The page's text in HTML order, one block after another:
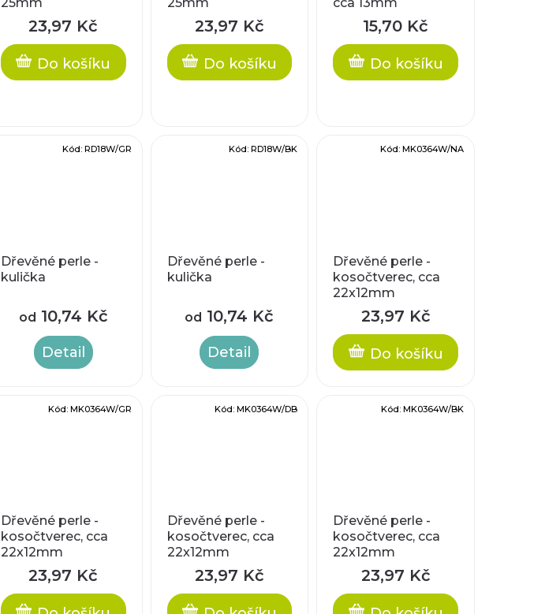
23,97 Kč
Do košíku
23,97 Kč
Do košíku
15,70 Kč
Do košíku
Dřevěné perle -
kulička
od 10,74 Kč
Detail
Kód: RD18W/GR
Dřevěné perle -
kulička
od 10,74 Kč
Detail
Kód:RD18W/BK
Dřevěné perle -
kosočtverec, cca
22x12mm
23,97 Kč
Do košíku
Kód: MK0364W/NA
Dřevěné perle -
kosočtverec, cca
22x12mm
23,97 Kč
Kód: MK0364W/GR
Dřevěné perle -
kosočtverec, cca
22x12mm
23,97 Kč
Kód:MK0364W/DB
Dřevěné perle -
kosočtverec, cca
22x12mm
23,97 Kč
Kód: MK0364W/BK